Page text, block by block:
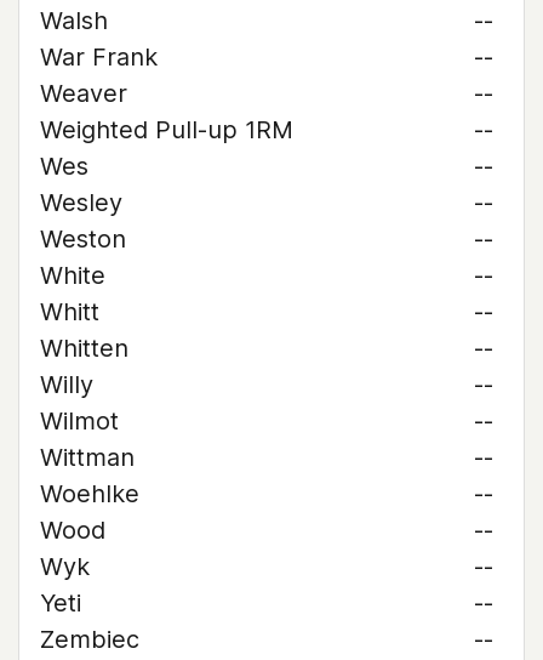
Walsh
--
War Frank
--
Weaver
--
Weighted Pull-up 1RM
--
Wes
--
Wesley
--
Weston
--
White
--
Whitt
--
Whitten
--
Willy
--
Wilmot
--
Wittman
--
Woehlke
--
Wood
--
Wyk
--
Yeti
--
Zembiec
--